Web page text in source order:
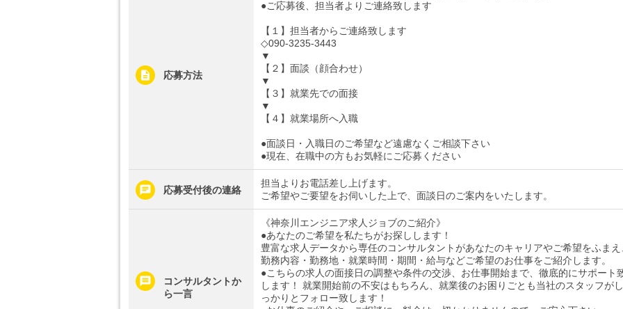
応募方法
●ご応募後、担当者よりご連絡致します
【１】担当者からご連絡致します
◇090-3235-3443
▼
【２】面談（顔合わせ）
▼
【３】就業先での面接
▼
【４】就業場所へ入職
●面談日・入職日のご希望など遠慮なくご相談下さい
●現在、在職中の方もお気軽にご応募ください
応募受付後の連絡
担当よりお電話差し上げます。
ご希望やご要望をお伺いした上で、面談日のご案内をいたします。
コンサルタントか
ら一言
《神奈川エンジニア求人ジョブのご紹介》
●あなたのご希望を私たちがお探しします！
豊富な求人データから専任のコンサルタントがあなたのキャリアやご希望をふまえ
勤務内容・勤務地・就業時間・期間・給与などご希望のお仕事をご紹介します。
●こちらの求人の面接日の調整や条件の交渉、お仕事開始まで、徹底的にサポート
します！ 就業開始前の不安はもちろん、就業後のお困りごとも当社のスタッフがし
っかりとフォロー致します！